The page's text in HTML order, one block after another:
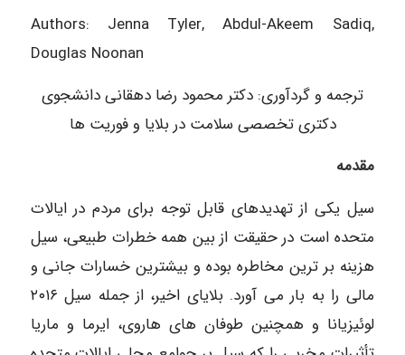
Authors: Jenna Tyler, Abdul-Akeem Sadiq,
Douglas Noonan
ترجمه و گردآوری: دکتر محمود رضا دهقانی دانشجوی
دکتری تخصصی سلامت در بلایا و فوریت ها
مقدمه
سیل یکی از تهدیدهای قابل توجه برای مردم در ایالات
متحده است در حقیقت از بین همه خطرات طبیعی، سیل
هزینه بر ترین مخاطره بوده و بیشترین خسارات جانی و
مالی را به بار می آورد. بلایای اخیر، از جمله سیل ۲۰۱۶
لوئیزیانا و همچنین طوفان های هاروی، ایرما و ماریا